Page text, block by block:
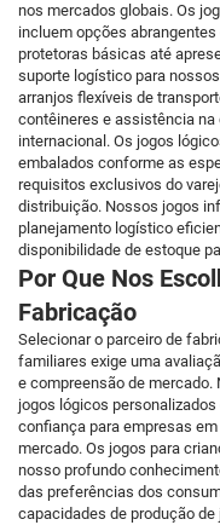
nos mercados globais. Os
incluem opções
protetoras básicas até
suporte logístico para
arranjos flexíveis de
contêineres e assistência
internacional. Os jogos
embalados conforme as
requisitos exclusivos do
distribuição. Nossos jogos
planejamento logístico
disponibilidade de estoque
Por Que Nos
Fabricação
Selecionar o parceiro de
familiares exige uma
e compreensão de mercado.
jogos lógicos
confiança para empresas
mercado. Os jogos para
nosso profundo
das preferências dos
capacidades de produção